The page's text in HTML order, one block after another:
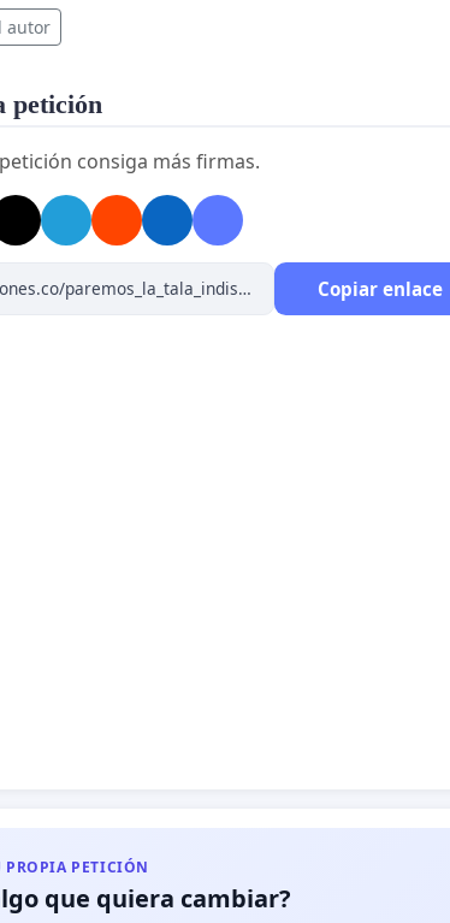
autor
petición
consiga más firmas.
Copiar enlace
PETICIÓN
que quiera cambiar?